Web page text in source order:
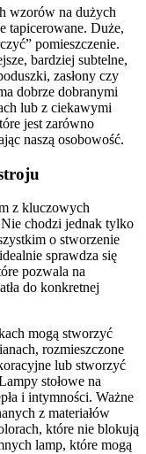
wzorów na dużych
tapicerowane. Duże,
pomieszczenie.
bardziej subtelne,
zasłony czy
dobrze dobranymi
lub z ciekawymi
jest zarówno
naszą osobowość.
z kluczowych
chodzi jednak tylko
o stworzenie
sprawdza się
pozwala na
do konkretnej
mogą stworzyć
rozmieszczone
lub stworzyć
stołowe na
i intymności. Ważne
z materiałów
które nie blokują
lamp, które mogą